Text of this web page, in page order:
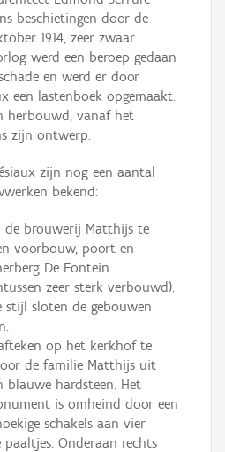
beschietingen door de
1914, zeer zwaar
werd een beroep gedaan
en werd er door
een lastenboek opgemaakt.
herbouwd, vanaf het
zijn ontwerp.
zijn nog een aantal
bekend:
brouwerij Matthijs te
voorbouw, poort en
De Fontein
zeer sterk verbouwd).
stijl sloten de gebouwen
op het kerkhof te
de familie Matthijs uit
blauwe hardsteen. Het
is omheind door een
schakels aan vier
paaltjes. Onderaan rechts